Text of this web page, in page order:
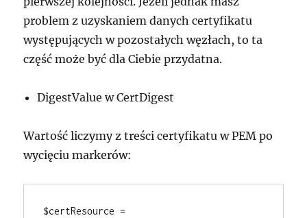
problem z uzyskaniem danych certyfikatu
występujących w pozostałych węzłach, to ta
część może być dla Ciebie przydatna.
DigestValue w CertDigest
Wartość liczymy z treści certyfikatu w PEM po
wycięciu markerów:
$certResource =